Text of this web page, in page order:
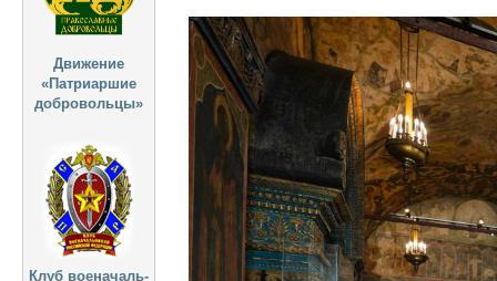
Движение
«Патриаршие
добровольцы»
Клуб военачаль-